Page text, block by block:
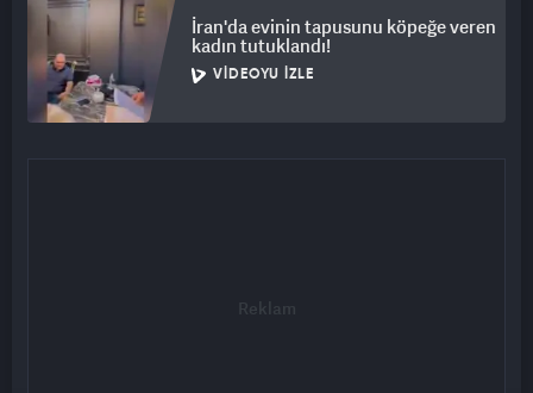
İran'da evinin tapusunu köpeğe veren
kadın tutuklandı!
VIDEOYU İZLE